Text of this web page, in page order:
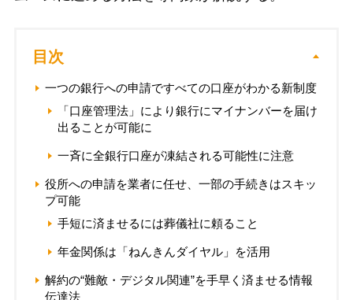
目次
一つの銀行への申請ですべての口座がわかる新制度
「口座管理法」により銀行にマイナンバーを届け
出ることが可能に
一斉に全銀行口座が凍結される可能性に注意
役所への申請を業者に任せ、一部の手続きはスキッ
プ可能
手短に済ませるには葬儀社に頼ること
年金関係は「ねんきんダイヤル」を活用
解約の“難敵・デジタル関連”を手早く済ませる情報
伝達法